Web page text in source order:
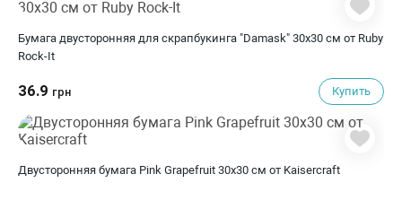
Бумага двусторонняя для скрапбукинга "Damask" 30х30 см от Ruby
Rock-It
36.9 грн Купить
Двусторонняя бумага Pink Grapefruit 30х30 см от Kaisercraft